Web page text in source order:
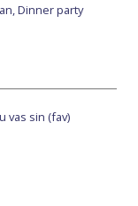
Dinner party
vas sin (fav)